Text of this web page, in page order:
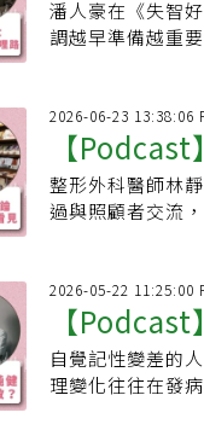
的不是遺
潘人豪在《失智
調越早準備越重
2026-06-23 13:38:06
【
響喚醒林
整形外科醫師林
過與照顧者交流
2026-05-22 11:25:00
【
師：自覺
自覺記性變差的
理變化往往在發